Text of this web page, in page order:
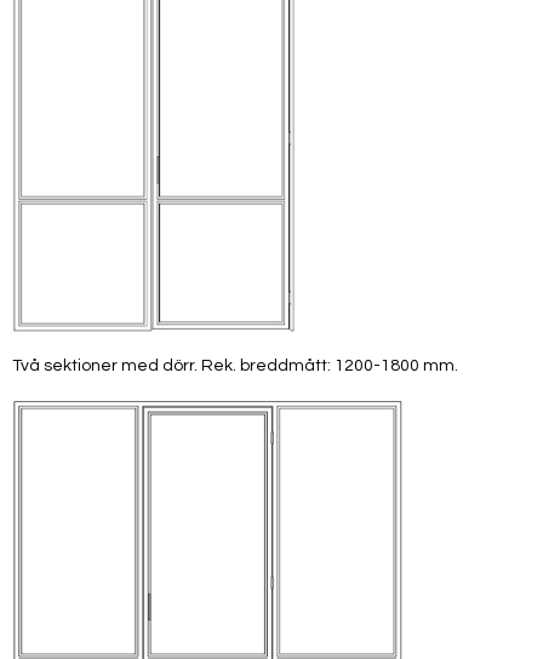
Två sektioner med dörr. Rek. breddmått: 1200-1800 mm.